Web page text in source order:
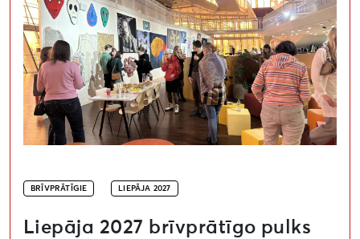
BRĪVPRĀTĪGIE LIEPĀJA 2027
Liepāja 2027 brīvprātīgo pulks